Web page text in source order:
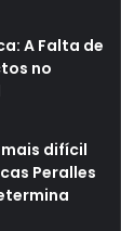
A Falta de
no
difícil
Peralles